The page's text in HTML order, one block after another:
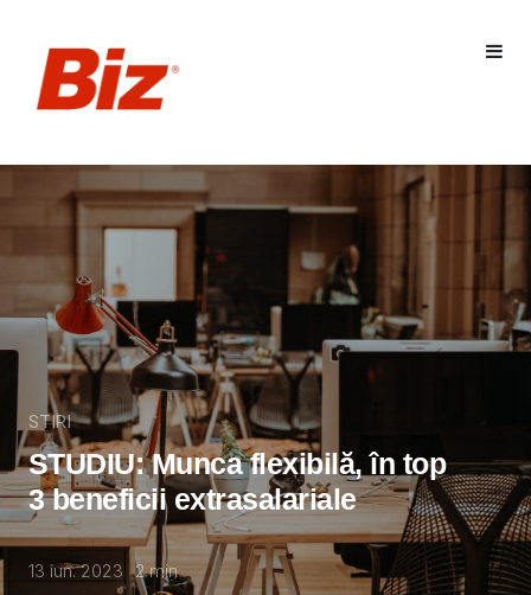
STIRI
STUDIU: Munca flexibilă, în top
3 beneficii extrasalariale
13 iun. 2023 2min